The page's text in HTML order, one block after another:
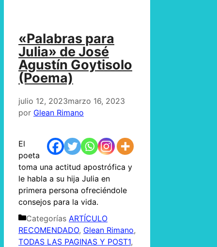
«Palabras para
Julia» de José
Agustín Goytisolo
(Poema)
julio 12, 2023marzo 16, 2023
por Glean Rimano
El
poeta
toma una actitud apostrófica y
le habla a su hija Julia en
primera persona ofreciéndole
consejos para la vida.
Categorías ARTÍCULO
RECOMENDADO, Glean Rimano,
TODAS LAS PAGINAS Y POST1,